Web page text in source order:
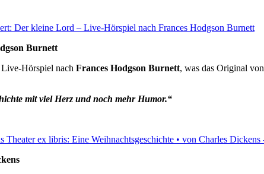
Burnett
Hörspiel nach Frances Hodgson Burnett, was das Original
mit viel Herz und noch mehr Humor.“